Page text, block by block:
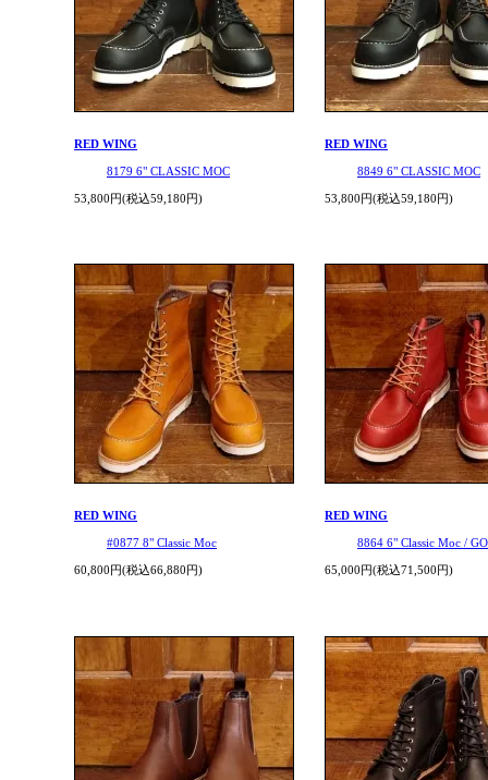
RED WING
8179 6" CLASSIC MOC
53,800円(税込59,180円)
RED WING
8849 6" CLASSIC MOC
53,800円(税込59,180円)
RED WING
#0877 8" Classic Moc
60,800円(税込66,880円)
RED WING
8864 6" Classic Moc /
65,000円(税込71,500円)